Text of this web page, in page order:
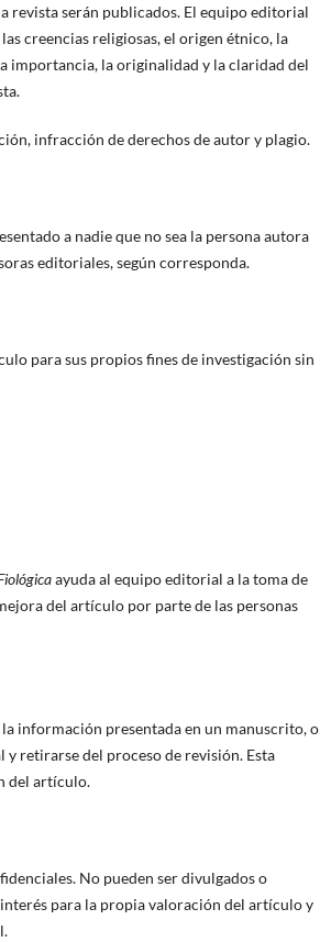
revista serán publicados. El equipo editorial
creencias religiosas, el origen étnico, la
importancia, la originalidad y la claridad del
infracción de derechos de autor y plagio.
a nadie que no sea la persona autora
editoriales, según corresponda.
para sus propios fines de investigación sin
ayuda al equipo editorial a la toma de
del artículo por parte de las personas
información presentada en un manuscrito, o
retirarse del proceso de revisión. Esta
del artículo.
No pueden ser divulgados o
para la propia valoración del artículo y